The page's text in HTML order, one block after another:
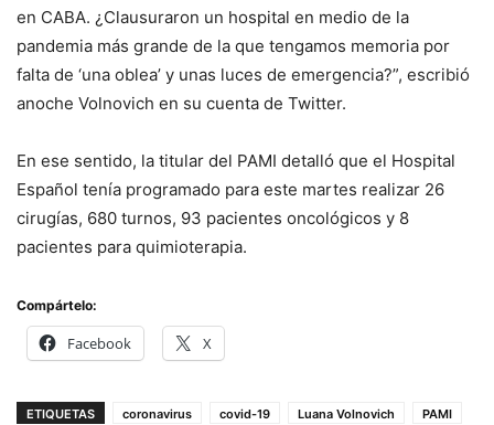
en CABA. ¿Clausuraron un hospital en medio de la
pandemia más grande de la que tengamos memoria por
falta de ‘una oblea’ y unas luces de emergencia?”, escribió
anoche Volnovich en su cuenta de Twitter.
En ese sentido, la titular del PAMI detalló que el Hospital
Español tenía programado para este martes realizar 26
cirugías, 680 turnos, 93 pacientes oncológicos y 8
pacientes para quimioterapia.
Compártelo:
Facebook X
ETIQUETAS coronavirus covid-19 Luana Volnovich
PAMI